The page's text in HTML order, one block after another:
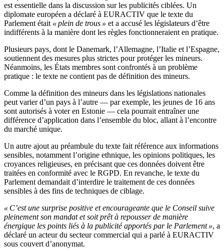
est essentielle dans la discussion sur les publicités ciblées. Un
diplomate européen a déclaré à EURACTIV que le texte du
Parlement était « plein de trous » et a accusé les législateurs d’être
indifférents à la manière dont les règles fonctionneraient en pratique.
Plusieurs pays, dont le Danemark, l’Allemagne, l’Italie et l’Espagne,
soutiennent des mesures plus strictes pour protéger les mineurs.
Néanmoins, les États membres sont confrontés à un problème
pratique : le texte ne contient pas de définition des mineurs.
Comme la définition des mineurs dans les législations nationales
peut varier d’un pays à l’autre — par exemple, les jeunes de 16 ans
sont autorisés à voter en Estonie — cela pourrait entraîner une
différence d’application dans l’ensemble du bloc, allant à l’encontre
du marché unique.
Un autre ajout au préambule du texte fait référence aux informations
sensibles, notamment l’origine ethnique, les opinions politiques, les
croyances religieuses, en précisant que ces données doivent être
traitées en conformité avec le RGPD. En revanche, le texte du
Parlement demandait d’interdire le traitement de ces données
sensibles à des fins de techniques de ciblage.
« C’est une surprise positive et encourageante que le Conseil suive
pleinement son mandat et soit prêt à repousser de manière
énergique les points liés à la publicité apportés par le Parlement », a
déclaré un acteur du secteur commercial qui a parlé à EURACTIV
sous couvert d’anonymat.